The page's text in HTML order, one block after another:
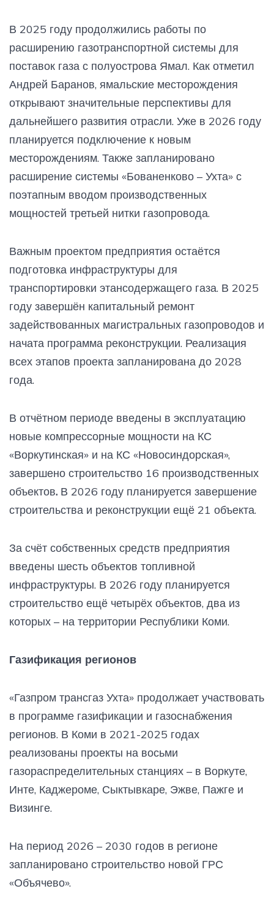
В 2025 году продолжились работы по
расширению газотранспортной системы для
поставок газа с полуострова Ямал. Как отметил
Андрей Баранов, ямальские месторождения
открывают значительные перспективы для
дальнейшего развития отрасли. Уже в 2026 году
планируется подключение к новым
месторождениям. Также запланировано
расширение системы «Бованенково – Ухта» с
поэтапным вводом производственных
мощностей третьей нитки газопровода.
Важным проектом предприятия остаётся
подготовка инфраструктуры для
транспортировки этансодержащего газа. В 2025
году завершён капитальный ремонт
задействованных магистральных газопроводов и
начата программа реконструкции. Реализация
всех этапов проекта запланирована до 2028
года.
В отчётном периоде введены в эксплуатацию
новые компрессорные мощности на КС
«Воркутинская» и на КС «Новосиндорская»,
завершено строительство 16 производственных
объектов. В 2026 году планируется завершение
строительства и реконструкции ещё 21 объекта.
За счёт собственных средств предприятия
введены шесть объектов топливной
инфраструктуры. В 2026 году планируется
строительство ещё четырёх объектов, два из
которых – на территории Республики Коми.
Газификация регионов
«Газпром трансгаз Ухта» продолжает участвовать
в программе газификации и газоснабжения
регионов. В Коми в 2021-2025 годах
реализованы проекты на восьми
газораспределительных станциях – в Воркуте,
Инте, Каджероме, Сыктывкаре, Эжве, Пажге и
Визинге.
На период 2026 – 2030 годов в регионе
запланировано строительство новой ГРС
«Объячево».